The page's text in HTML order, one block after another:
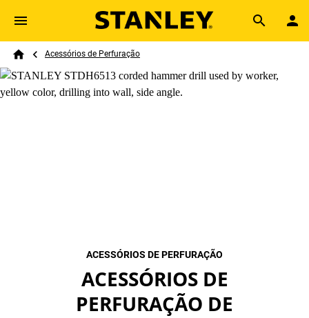
Skip to main content
Search
Breadcrumb
Acessórios de Perfuração
ACESSÓRIOS DE PERFURAÇÃO
ACESSÓRIOS DE
PERFURAÇÃO DE